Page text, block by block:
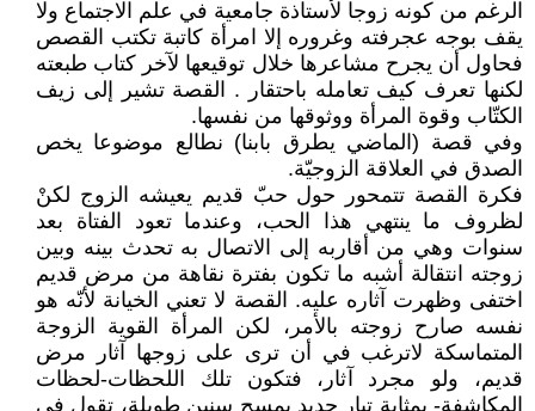
الرغم من كونه زوجا لأستاذة جامعية في علم الاجتماع ولا
يقف بوجه عجرفته وغروره إلا امرأة كاتبة تكتب القصص
فحاول أن يجرح مشاعرها خلال توقيعها لآخر كتاب طبعته
لكنها تعرف كيف تعامله باحتقار . القصة تشير إلى زيف
الكتّاب وقوة المرأة ووثوقها من نفسها.
وفي قصة (الماضي يطرق بابنا) نطالع موضوعا يخص
الصدق في العلاقة الزوجيّة.
فكرة القصة تتمحور حول حبّ قديم يعيشه الزوج لكنْ
لظروف ما ينتهي هذا الحب، وعندما تعود الفتاة بعد
سنوات وهي من أقاربه إلى الاتصال به تحدث بينه وبين
زوجته انتقالة أشبه ما تكون بفترة نقاهة من مرض قديم
اختفى وظهرت آثاره عليه. القصة لا تعني الخيانة لأنّه هو
نفسه صارح زوجته بالأمر، لكن المرأة القوية الزوجة
المتماسكة لاترغب في أن ترى على زوجها آثار مرض
قديم، ولو مجرد آثار، فتكون تلك اللحظات-لحظات
المكاشفة- بمثابة تيار جديد يمسح سنين طويلة، تقول في